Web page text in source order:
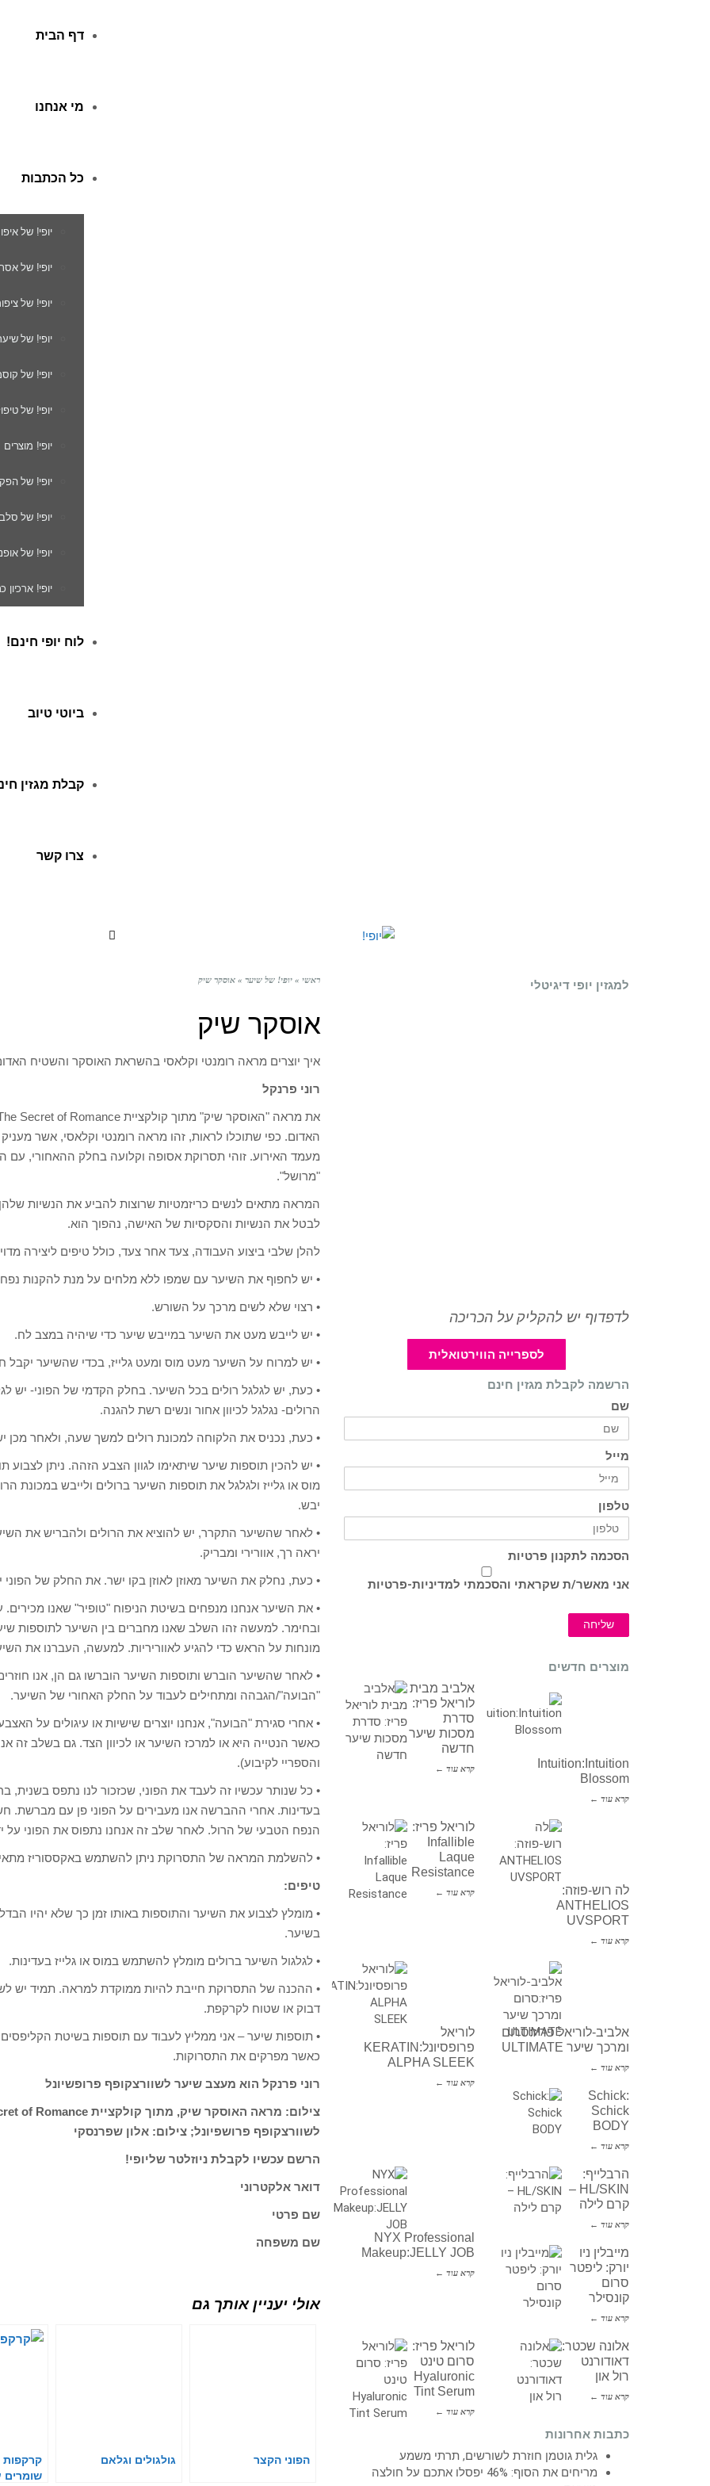
דף הבית
מי אנחנו
כל הכתבות
יופי! של
יופי! של
יופי! של
יופי! של
יופי! של
יופי! של
יופי!
יופי! של
יופי! של
יופי! של
יופי! ארכיון
לוח יופי חינם!
ביוטי טיוב
קבלת מגזין
צרו קשר
ראשי » יופי! של שיער » אוסקר שיק
אוסקר שיק
איך יוצרים מראה רומנטי וקלאסי בהשראת האוסקר והשטיח
רוני פרנקל
האדום. כפי שתוכלו לראות, זהו מראה רומנטי וקלאסי, אשר
מעמד האירוע. זוהי תסרוקת אסופה וקלועה בחלק ההאחורי, עם
"מרושל".
המראה מתאים לנשים כריזמטיות שרוצות להביע את הנשיות
לבטל את הנשיות והסקסיות של האישה, נהפוך הוא.
להלן שלבי ביצוע העבודה, צעד אחר צעד, כולל טיפים ליצירה
• יש לחפוף את השיער עם שמפו ללא מלחים על מנת להקנות
• רצוי שלא לשים מרכך על השורש.
• יש לייבש מעט את השיער במייבש שיער כדי שיהיה במצב לח.
• יש למרוח על השיער מעט מוס ומעט גלייז, בכדי שהשיער
• כעת, יש לגלגל רולים בכל השיער. בחלק הקדמי של הפוני- יש
הרולים- נגלגל לכיוון אחור ונשים רשת להגנה.
• כעת, נכניס את הלקוחה למכונת רולים למשך שעה, ולאחר מכן
• יש להכין תוספות שיער שיתאימו לגוון הצבע הזהה. ניתן לצבוע
מוס או גלייז ולגלגל את תוספות השיער ברולים ולייבש
יבש.
• לאחר שהשיער התקרר, יש להוציא את הרולים ולהבריש את
יראה רך, אוורירי ומבריק.
• כעת, נחלק את השיער מאוזן לאוזן בקו ישר. את החלק של הפוני
• את השיער אנחנו מנפחים בשיטת הניפוח "טופיר" שאנו
ובחימר. למעשה זהו השלב שאנו מחברים בין השיער לתוספות
מונחות על הראש כדי להגיע לאווריריות. למעשה, העברנו את
• לאחר שהשיער הוברש ותוספות השיער הוברשו גם הן, אנו
"הבועה"/הגבהה ומתחילים לעבוד על החלק האחורי של השיער.
• אחרי סגירת "הבועה", אנחנו יוצרים שישיות או עיגולים על
כאשר הנטייה היא או למרכז השיער או לכיוון הצד. גם בשלב זה
והספריי לקיבוע).
• כל שנותר עכשיו זה לעבד את הפוני, שכזכור לנו נתפס בשנית,
בעדינות. אחרי ההברשה אנו מעבירים על הפוני פן עם
הנפח הטבעי של הרול. לאחר שלב זה אנחנו נתפוס את הפוני על
• להשלמת המראה של התסרוקת ניתן להשתמש באקססוריז
טיפים:
• מומלץ לצבוע את השיער והתוספות באותו זמן כך שלא יהיו
בשיער.
• לגלגול השיער ברולים מומלץ להשתמש במוס או גלייז בעדינות.
• ההכנה של התסרוקת חייבת להיות ממוקדת למראה. תמיד יש
דבוק או שטוח לקרקפת.
• תוספות שיער – אני ממליץ לעבוד עם תוספות בשיטת
כאשר מפרקים את התסרוקות.
רוני פרנקל הוא מעצב שיער לשוורצקופף פרופשיונל
לשוורצקופף פרושפיונל; צילום: אלון שפרנסקי
הרשם עכשיו לקבלת ניוזלטר שליופי!
דואר אלקטרוני
שם פרטי
שם משפחה
אולי יעניין אותך גם
הפוני הקצר גולגולים וגלאם
קרקפות
למגזין יופי דיגיטלי
לדפדוף יש להקליק על הכריכה
לספרייה הווירטואלית
הרשמה לקבלת מגזין חינם
שם
מייל
טלפון
הסכמה לתקנון פרטיות
אני מאשר/ת שקראתי והסכמתי למדיניות-פרטיות
שליחה
מוצרים חדשים
אלביב מבית
לוריאל פריז:
סדרת
מסכות שיער
חדשה
קרא עוד ←
Intuition:Intuition
Blossom
קרא עוד ←
לוריאל פריז:
Infallible
Laque
Resistance
קרא עוד ←
לה רוש-פוזה:
ANTHELIOS
UVSPORT
קרא עוד ←
לוריאל
פרופסיונל:KERATIN
ALPHA SLEEK
קרא עוד ←
אלביב-לוריאל פריז:סרום
ומרכך שיער ULTIMATE
קרא עוד ←
Schick:
Schick
BODY
קרא עוד ←
NYX Professional
Makeup:JELLY JOB
קרא עוד ←
הרבלייף:
HL/SKIN –
קרם לילה
קרא עוד ←
מייבלין ניו
יורק: ליפטר
סרום
קונסילר
קרא עוד ←
לוריאל פריז:
סרום טינט
Hyaluronic
Tint Serum
קרא עוד ←
אלונה שכטר:
דאודורנט
רול און
קרא עוד ←
כתבות אחרונות
גלית גוטמן חוזרת לשורשים, תרתי משמע
מריחים את הסוף: 46% יפסלו אתכם על חולצה